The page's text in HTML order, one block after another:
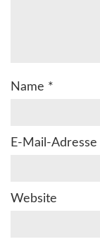
Name *
E-Mail-Adresse
Website